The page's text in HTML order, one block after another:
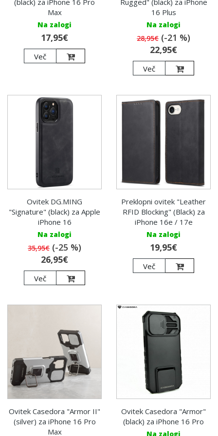
(black) za iPhone 16 Pro
Max
Na zalogi
17,95€
Več
Rugged" (black) za iPhone
16 Plus
Na zalogi
28,95€ (-21 %)
22,95€
Več
Ovitek DG.MING
"Signature" (black) za Apple
iPhone 16
Na zalogi
35,95€ (-25 %)
26,95€
Več
Preklopni ovitek "Leather
RFID Blocking" (Black) za
iPhone 16e / 17e
Na zalogi
19,95€
Več
Ovitek Casedora "Armor II"
(silver) za iPhone 16 Pro
Max
Ovitek Casedora "Armor"
(black) za iPhone 16 Pro
Na zalogi